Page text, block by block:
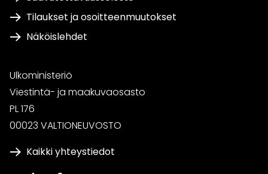
Tilaukset ja osoitteenmuutokset
Näköislehdet
Ulkoministeriö
Viestintä- ja maakuvaosasto
PL 176
00023 VALTIONEUVOSTO
Kaikki yhteystiedot